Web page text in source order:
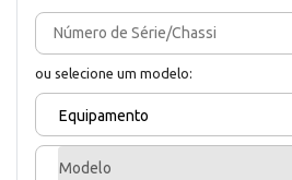
ou selecione um modelo:
Equipamento
Modelo